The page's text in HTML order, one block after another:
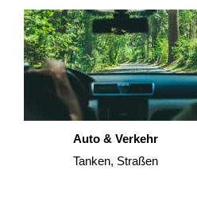
Auto & Verkehr
Tanken, Straßen